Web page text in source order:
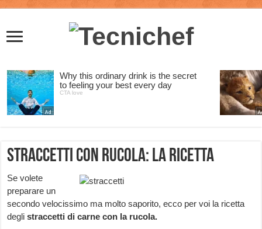
Straccetti con rucola: la ricetta
Se volete
preparare un
secondo velocissimo ma molto saporito, ecco per voi la ricetta
degli straccetti di carne con la rucola.